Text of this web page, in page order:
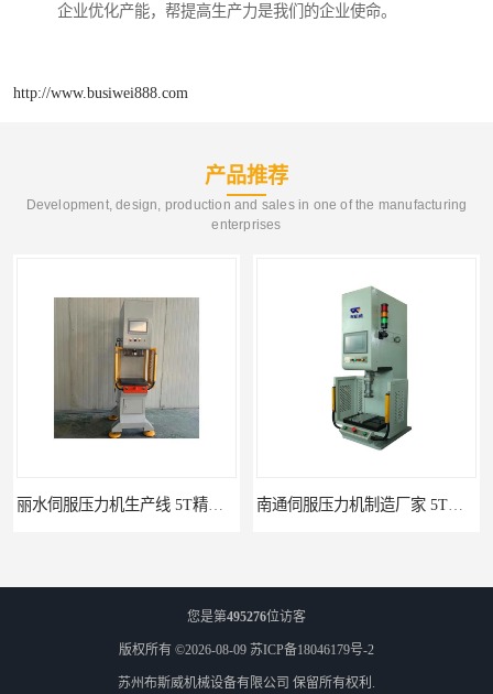
企业优化产能，帮提高生产力是我们的企业使命。
http://www.busiwei888.com
产品推荐
Development, design, production and sales in one of the manufacturing
enterprises
丽水伺服压力机生产线 5T精密伺服压力机 布斯威机械设备 南通伺服压力机制造厂家 5T精密伺服压力机 布斯威机械设备
您是第495276位访客
版权所有 ©2026-08-09 苏ICP备18046179号-2
苏州布斯威机械设备有限公司 保留所有权利.